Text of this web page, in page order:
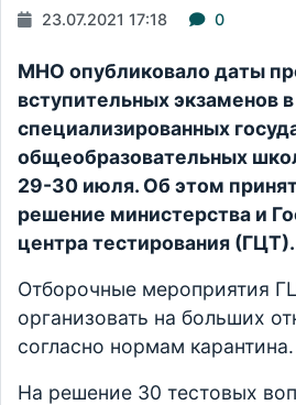
23.07.2021 17:18 0
МНО опубликовало даты
вступительных экзаменов
специализированных
общеобразовательных
29-30 июля. Об этом
решение министерства и
центра тестирования (ГЦТ).
Отборочные мероприятия
организовать на больших
согласно нормам карантина.
На решение 30 тестовых